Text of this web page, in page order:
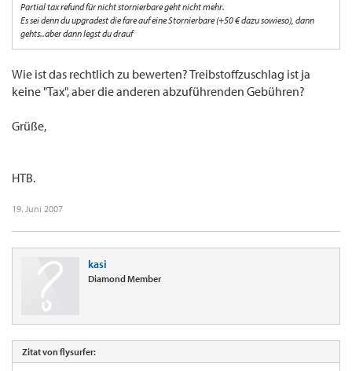
Partial tax refund für nicht stornierbare geht nicht mehr.
Es sei denn du upgradest die fare auf eine Stornierbare (+50 € dazu sowieso), dann
gehts..aber dann legst du drauf
Wie ist das rechtlich zu bewerten? Treibstoffzuschlag ist ja
keine "Tax", aber die anderen abzuführenden Gebühren?
Grüße,
HTB.
19. Juni 2007
kasi
Diamond Member
Zitat von flysurfer: